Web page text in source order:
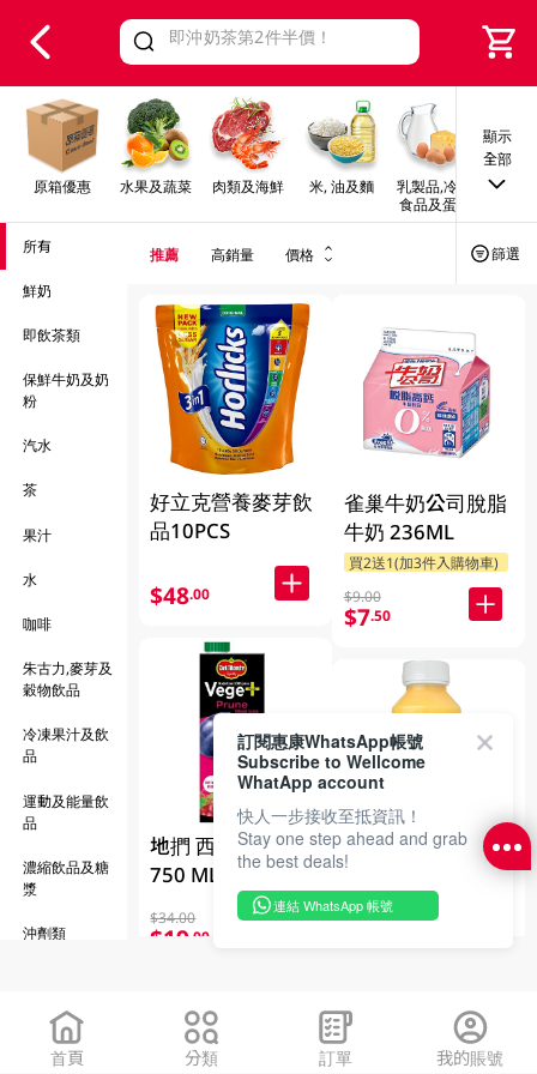
Valid Until 30 June 2026
原箱優惠 水果及蔬菜 肉類及海鮮 米, 油及麵
乳製品,冷凍
食品及蛋類
早餐
顯示
全部
所有
鮮奶
即飲茶類
保鮮牛奶及奶
粉
汽水
茶
果汁
水
咖啡
朱古力,麥芽及
穀物飲品
冷凍果汁及飲
品
運動及能量飲
品
濃縮飲品及糖
漿
沖劑類
推薦 高銷量 價格 篩選
好立克營養麥芽飲
品10PCS
$48.00
地捫 西梅蔬果汁
750 ML
$34.00
$19 .00
雀巢牛奶公司脫脂
牛奶 236ML
$9.00
$7.50
怡加新2+3 新鮮粟
米汁 300毫升
指定分類享$16換購
首頁 分類 訂單 我的賬號
訂閱惠康WhatsApp帳號
Subscribe to Wellcome
WhatApp account
快人一步接收至抵資訊！
Stay one step ahead and grab
the best deals!
連結 WhatsApp 帳號